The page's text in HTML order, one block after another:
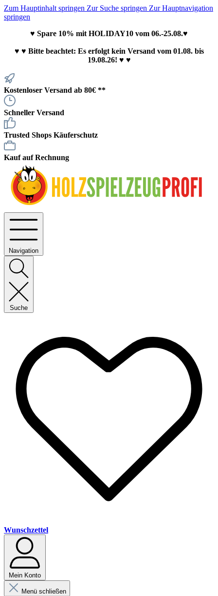
Zum Hauptinhalt springen Zur Suche springen Zur Hauptnavigation
springen
♥ Spare 10% mit HOLIDAY10 vom 06.-25.08.♥
♥ ♥ Bitte beachtet: Es erfolgt kein Versand vom 01.08. bis
19.08.26! ♥ ♥
Kostenloser Versand ab 80€ **
Schneller Versand
Trusted Shops Käuferschutz
Kauf auf Rechnung
Navigation
Suche
Wunschzettel
Mein Konto
Menü schließen